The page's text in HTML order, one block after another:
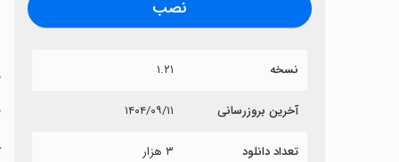
نصب
نسخه ۱.۲۱
آخرین بروزرسانی ۱۴۰۴/۰۹/۱۱
تعداد دانلود ۳ هزار